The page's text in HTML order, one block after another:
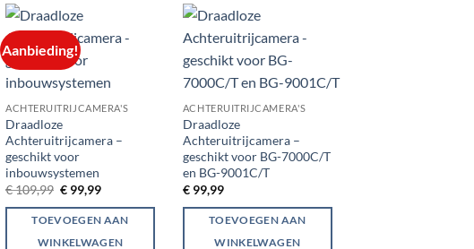
Aanbieding!
ACHTERUITRIJCAMERA'S
Draadloze
Achteruitrijcamera –
geschikt voor
inbouwsystemen
€109,99 Oorspronkelijke
prijs
was:
€ 109,99.
€ 99,99Huidige
is:
€ 99,99.
TOEVOEGEN AAN
WINKELWAGEN
ACHTERUITRIJCAMERA'S
Draadloze
Achteruitrijcamera –
geschikt voor BG-7000C/T
en BG-9001C/T
€99,99
TOEVOEGEN AAN
WINKELWAGEN